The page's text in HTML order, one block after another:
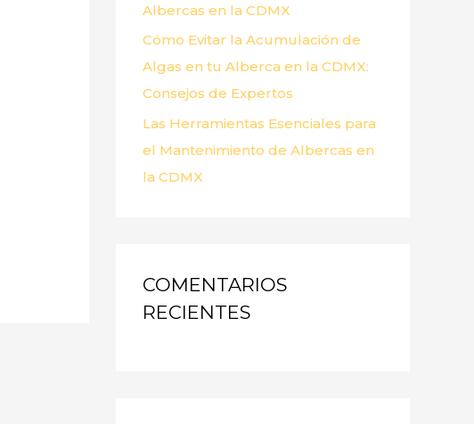
Albercas en la CDMX
Cómo Evitar la Acumulación de
Algas en tu Alberca en la CDMX:
Consejos de Expertos
Las Herramientas Esenciales para
el Mantenimiento de Albercas en
la CDMX
COMENTARIOS
RECIENTES